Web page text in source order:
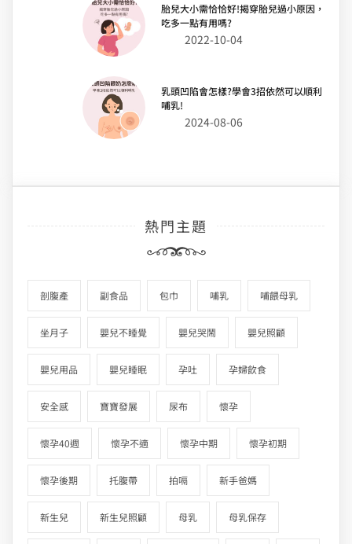
胎兒大小需恰恰好!揭穿胎兒過小原因，
吃多一點有用嗎?
2022-10-04
乳頭凹陷會怎樣?學會3招依然可以順利
哺乳!
2024-08-06
熱門主題
剖腹產 副食品 包巾 哺乳 哺餵母乳
坐月子 嬰兒不睡覺 嬰兒哭鬧 嬰兒照顧
嬰兒用品 嬰兒睡眠 孕吐 孕婦飲食
安全感 寶寶發展 尿布 懷孕
懷孕40週 懷孕不適 懷孕中期 懷孕初期
懷孕後期 托腹帶 拍嗝 新手爸媽
新生兒 新生兒照顧 母乳 母乳保存